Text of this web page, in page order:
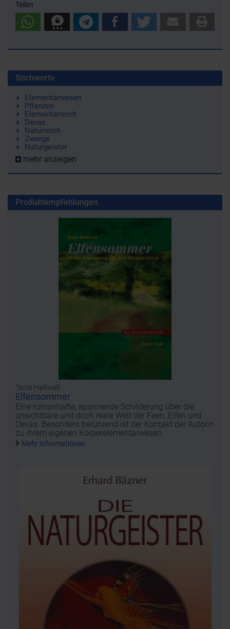
Teilen
Stichworte
Elementarwesen
Pflanzen
Elementarreich
Devas
Naturreich
Zwerge
Naturgeister
mehr anzeigen
Produktempfehlungen
Tanis Halliwell
Elfensommer
Eine romanhafte, spannende Schilderung über die
unsichtbare und doch reale Welt der Feen, Elfen und
Devas. Besonders berührend ist der Kontakt der Autorin
zu ihrem eigenen Körperelementarwesen.
Mehr Informationen